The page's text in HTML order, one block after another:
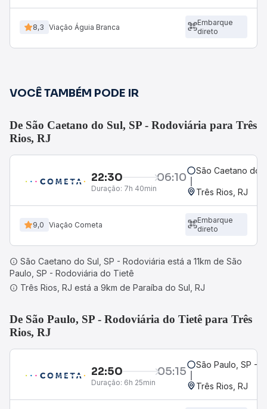
8,3 Viação Águia Branca
Embarque
direto
VOCÊ TAMBÉM PODE IR
De São Caetano do Sul, SP - Rodoviária para Três
Rios, RJ
22:30 06:10
Duração: 7h 40min
São Caetano do
Três Rios, RJ
9,0 Viação Cometa
Embarque
direto
São Caetano do Sul, SP - Rodoviária está a 11km de São
Paulo, SP - Rodoviária do Tietê
Três Rios, RJ está a 9km de Paraíba do Sul, RJ
De São Paulo, SP - Rodoviária do Tietê para Três
Rios, RJ
22:50 05:15
Duração: 6h 25min
São Paulo, SP -
Três Rios, RJ